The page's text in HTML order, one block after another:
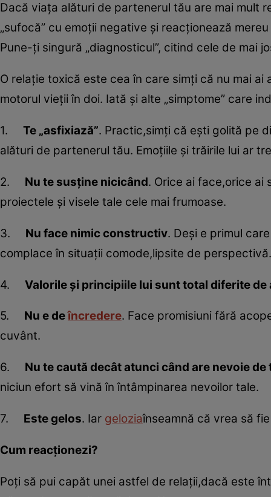
Dacă viaţa alături de partenerul tău are mai mult
„sufocă” cu emoţii negative şi reacţionează
Pune-ţi singură „diagnosticul”, citind cele de mai
O relaţie toxică este cea în care simţi că nu mai
motorul vieţii în doi. Iată şi alte „simptome” care
1. Te „asfixiază”. Practic,simţi că eşti golită pe
alături de partenerul tău. Emoţiile şi trăirile lui ar
2. Nu te susţine nicicând. Orice ai face,orice ai
proiectele şi visele tale cele mai frumoase.
3. Nu face nimic constructiv. Deşi e primul
complace în situaţii comode,lipsite de
4. Valorile şi principiile lui sunt total diferite de
5. Nu e deîncredere. Face promisiuni fără
cuvânt.
6. Nu te caută decât atunci când are nevoie de
niciun efort să vină în întâmpinarea nevoilor tale.
7. Este gelos. Iar geloziaînseamnă că vrea să
Cum reacţionezi?
Poţi să pui capăt unei astfel de relaţii,dacă este